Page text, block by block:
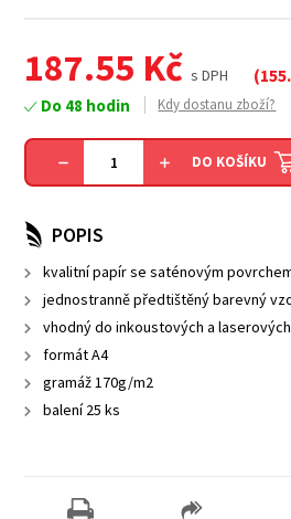
187.55 Kčs DPH (
Do 48 hodin Kdy dostanu zboží?
DO KOŠÍKU
POPIS
kvalitní papír se saténovým
jednostranně předtištěný barevný
vhodný do inkoustových a
formát A4
gramáž 170g/m2
balení 25 ks